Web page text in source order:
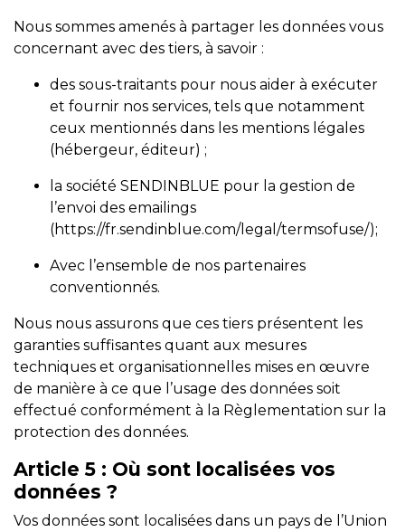
Nous sommes amenés à partager les données vous
concernant avec des tiers, à savoir :
des sous-traitants pour nous aider à exécuter
et fournir nos services, tels que notamment
ceux mentionnés dans les mentions légales
(hébergeur, éditeur) ;
la société SENDINBLUE pour la gestion de
l’envoi des emailings
(https://fr.sendinblue.com/legal/termsofuse/);
Avec l’ensemble de nos partenaires
conventionnés.
Nous nous assurons que ces tiers présentent les
garanties suffisantes quant aux mesures
techniques et organisationnelles mises en œuvre
de manière à ce que l’usage des données soit
effectué conformément à la Règlementation sur la
protection des données.
Article 5 : Où sont localisées vos
données ?
Vos données sont localisées dans un pays de l’Union